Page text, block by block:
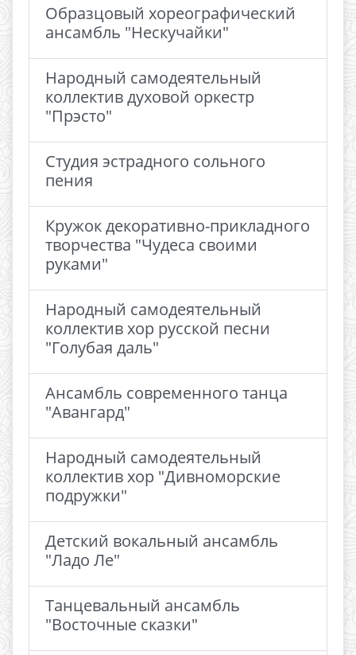
Образцовый хореографический
ансамбль "Нескучайки"
Народный самодеятельный
коллектив духовой оркестр
"Прэсто"
Студия эстрадного сольного
пения
Кружок декоративно-прикладного
творчества "Чудеса своими
руками"
Народный самодеятельный
коллектив хор русской песни
"Голубая даль"
Ансамбль современного танца
"Авангард"
Народный самодеятельный
коллектив хор "Дивноморские
подружки"
Детский вокальный ансамбль
"Ладо Ле"
Танцевальный ансамбль
"Восточные сказки"